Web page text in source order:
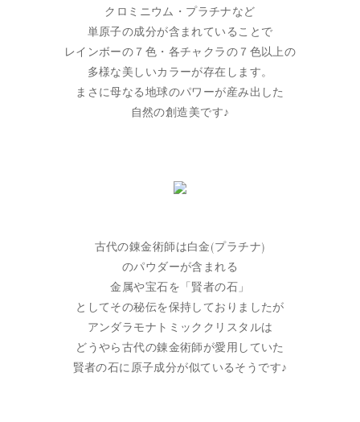
クロミニウム・プラチナなど
単原子の成分が含まれていることで
レインボーの７色・各チャクラの７色以上の
多様な美しいカラーが存在します。
まさに母なる地球のパワーが産み出した
自然の創造美です♪
古代の錬金術師は白金(プラチナ)
のパウダーが含まれる
金属や宝石を「賢者の石」
としてその秘伝を保持しておりましたが
アンダラモナトミッククリスタルは
どうやら古代の錬金術師が愛用していた
賢者の石に原子成分が似ているそうです♪